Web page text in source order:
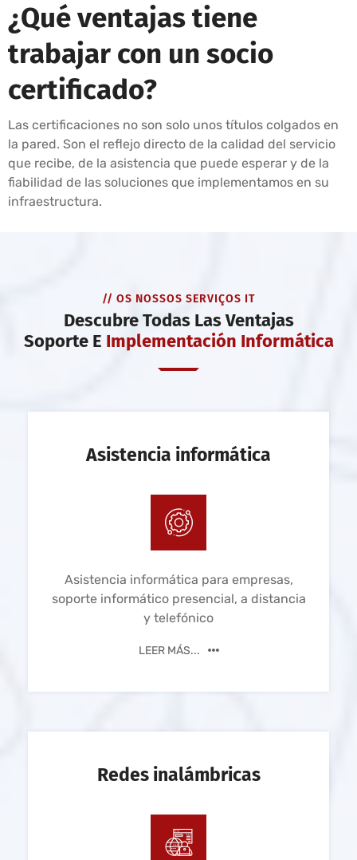
¿Qué ventajas tiene
trabajar con un socio
certificado?
Las certificaciones no son solo unos títulos colgados en
la pared. Son el reflejo directo de la calidad del servicio
que recibe, de la asistencia que puede esperar y de la
fiabilidad de las soluciones que implementamos en su
infraestructura.
// OS NOSSOS SERVIÇOS IT
Descubre Todas Las Ventajas
Soporte E Implementación Informática
Asistencia informática
Asistencia informática para empresas,
soporte informático presencial, a distancia
y telefónico
LEER MÁS...
Redes inalámbricas